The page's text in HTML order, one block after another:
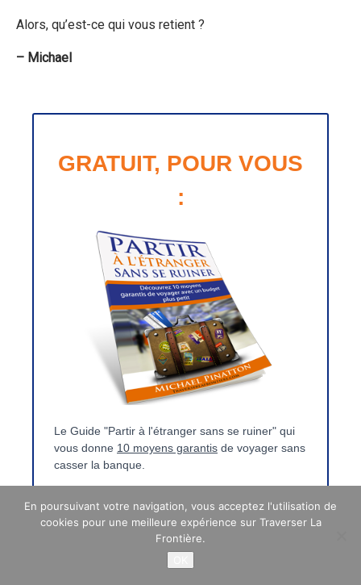
Alors, qu’est-ce qui vous retient ?
– Michael
En poursuivant votre navigation, vous acceptez l'utilisation de
cookies pour une meilleure expérience sur Traverser La
Frontière.